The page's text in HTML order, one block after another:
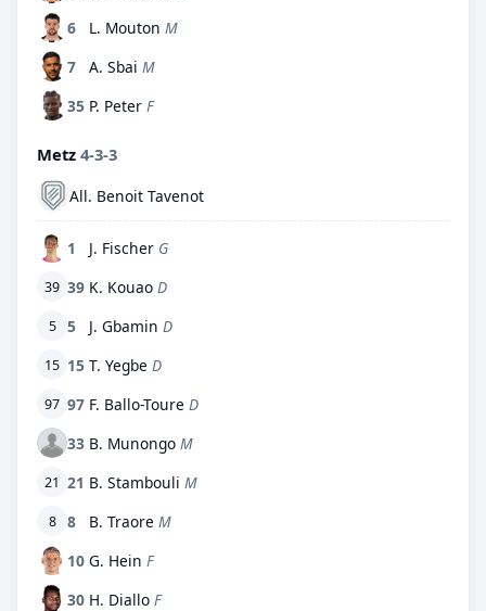
6
L. Mouton M
7
A. Sbai M
35 P. Peter F
Metz 4-3-3
All. Benoit Tavenot
1 J. Fischer G
39 39 K. Kouao D
5 5 J. Gbamin D
15 15 T. Yegbe D
97 97 F. Ballo-Toure D
33 B. Munongo M
21 21 B. Stambouli M
8 8 B. Traore M
10 G. Hein F
30 H. Diallo F